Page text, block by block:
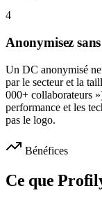
4
Anonymisez
Un DC anonymisé
par le secteur et la
000+ collaborateurs
performance et les
pas le logo.
Bénéfices
Ce que